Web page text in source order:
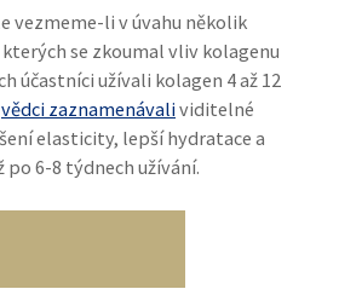
vezmeme-li v úvahu několik
kterých se zkoumal vliv kolagenu
účastníci užívali kolagen 4 až 12
vědci zaznamenávalividitelné
elasticity, lepší hydratace a
6-8 týdnech užívání.